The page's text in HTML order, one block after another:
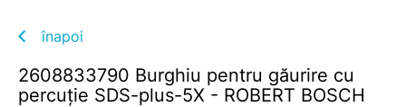
înapoi
2608833790 Burghiu pentru găurire cu
percuţie SDS-plus-5X - ROBERT BOSCH